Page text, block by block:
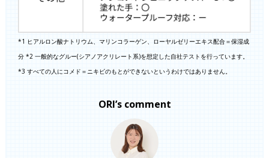
*1 ヒアルロン酸ナトリウム、マリンコラーゲン、ローヤルゼリーエキス配合＝保湿成
分 *2 一般的なグルー(シアノアクリレート系)を想定した自社テストを行っています。
*3 すべての人にコメド＝ニキビのもとができないというわけではありません。
ORI’s comment